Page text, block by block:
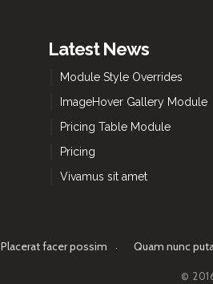
Latest News
Module Style Overrides
ImageHover Gallery Module
Pricing Table Module
Pricing
Vivamus sit amet
Placerat facer possim Quam nunc
©